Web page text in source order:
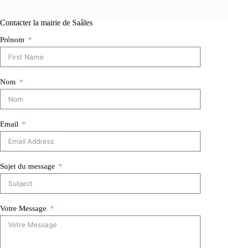
Contacter la mairie de Saâles
Prénom
Nom
Email
Sujet du message
Votre Message